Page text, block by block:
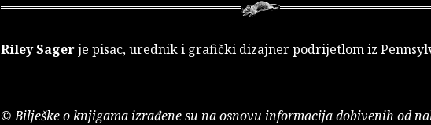
Riley Sagerje pisac, urednik i grafički dizajner podrijetlom iz
© Bilješke o knjigama izrađene su na osnovu informacija dobivenih od